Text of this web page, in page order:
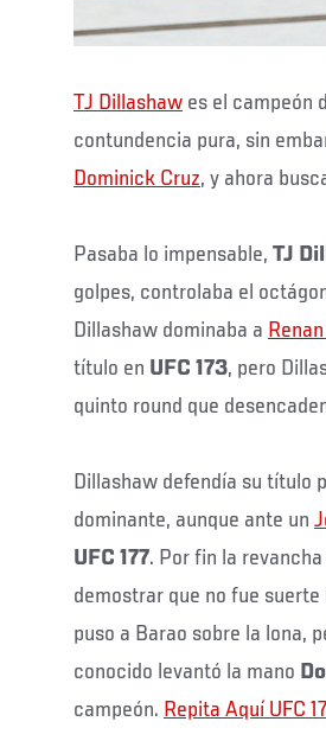
TJ Dillashaw es el campeón
contundencia pura, sin
Dominick Cruz, y ahora
Pasaba lo impensable, TJ
golpes, controlaba el
Dillashaw dominaba a
título en UFC 173, pero
quinto round que
Dillashaw defendía su título
dominante, aunque ante un
UFC 177. Por fin la
demostrar que no fue
puso a Barao sobre la lona,
conocido levantó la mano
campeón. Repita Aquí UFC